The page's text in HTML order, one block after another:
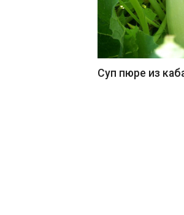
Суп пюре из